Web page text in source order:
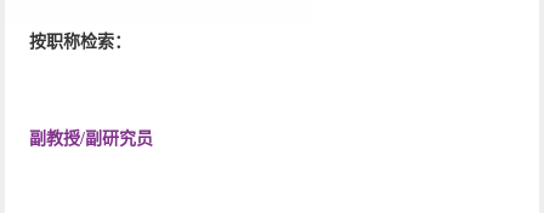
按职称检索：
副教授/副研究员